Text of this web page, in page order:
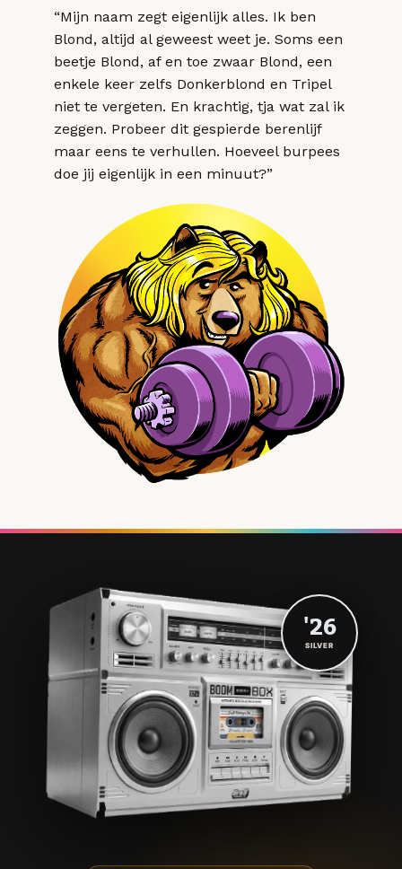
“Mijn naam zegt eigenlijk alles. Ik ben
Blond, altijd al geweest weet je. Soms een
beetje Blond, af en toe zwaar Blond, een
enkele keer zelfs Donkerblond en Tripel
niet te vergeten. En krachtig, tja wat zal ik
zeggen. Probeer dit gespierde berenlijf
maar eens te verhullen. Hoeveel burpees
doe jij eigenlijk in een minuut?”
'26
SILVER